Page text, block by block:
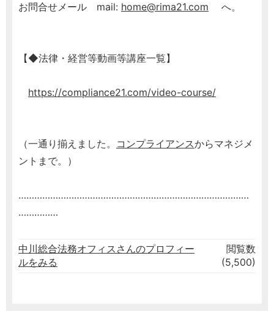
お問合せメール mail: home@rima21.com へ。
【◆法律・経営等動画等講座一覧】
https://compliance21.com/video-course/
（一通り揃えました。 コンプライアンスからマネジメ
ントまで。）
……………………………………………………………………………
……………
中川総合法務オフィスさんのプロフィー
ルをみる
閲覧数
(5,500)